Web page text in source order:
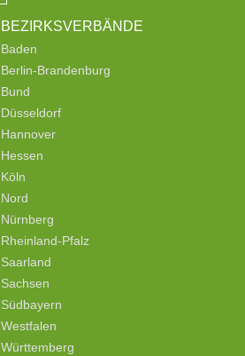
BEZIRKSVERBÄNDE
Baden
Berlin-Brandenburg
Bund
Düsseldorf
Hannover
Hessen
Köln
Nord
Nürnberg
Rheinland-Pfalz
Saarland
Sachsen
Südbayern
Westfalen
Württemberg